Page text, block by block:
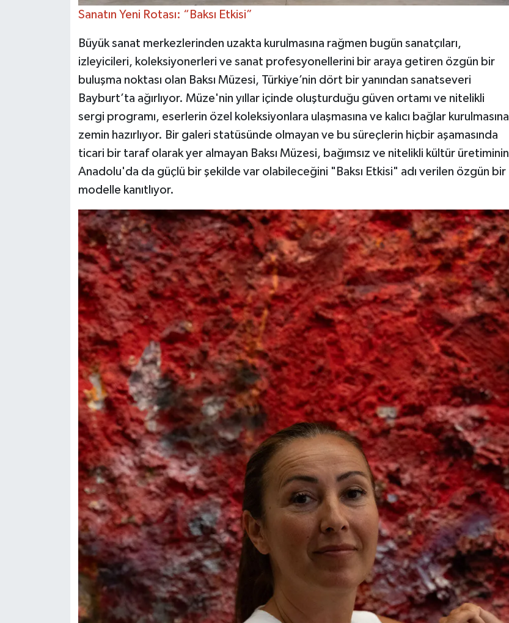
Sanatın Yeni Rotası: “Baksı Etkisi”
Büyük sanat merkezlerinden uzakta kurulmasına rağmen bugün sanatçıları,
izleyicileri, koleksiyonerleri ve sanat profesyonellerini bir araya getiren özgün bir
buluşma noktası olan Baksı Müzesi, Türkiye’nin dört bir yanından sanatseveri
Bayburt’ta ağırlıyor. Müze'nin yıllar içinde oluşturduğu güven ortamı ve nitelikli
sergi programı, eserlerin özel koleksiyonlara ulaşmasına ve kalıcı bağlar kurulmasına
zemin hazırlıyor. Bir galeri statüsünde olmayan ve bu süreçlerin hiçbir aşamasında
ticari bir taraf olarak yer almayan Baksı Müzesi, bağımsız ve nitelikli kültür üretiminin
Anadolu'da da güçlü bir şekilde var olabileceğini "Baksı Etkisi" adı verilen özgün bir
modelle kanıtlıyor.